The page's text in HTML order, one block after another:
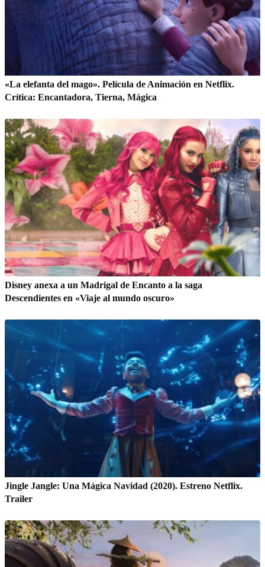
«La elefanta del mago». Película de Animación en Netflix.
Crítica: Encantadora, Tierna, Mágica
Disney anexa a un Madrigal de Encanto a la saga
Descendientes en «Viaje al mundo oscuro»
Jingle Jangle: Una Mágica Navidad (2020). Estreno Netflix.
Trailer